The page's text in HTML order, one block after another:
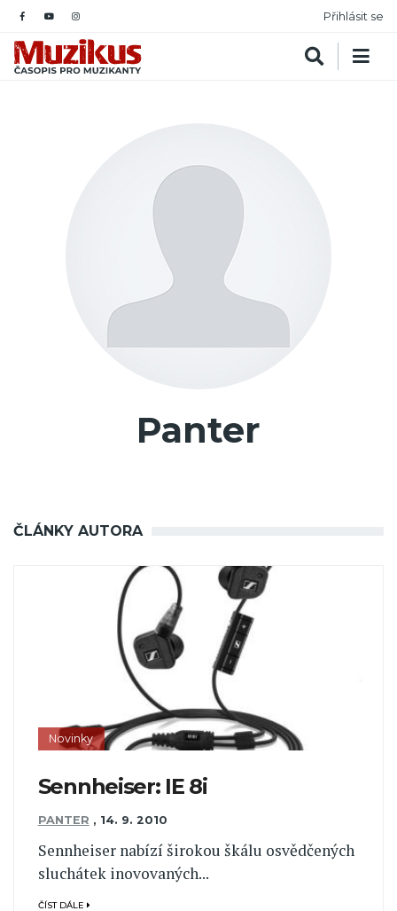
Přihlásit se
Panter
ČLÁNKY AUTORA
Novinky
Sennheiser: IE 8i
PANTER , 14. 9. 2010
Sennheiser nabízí širokou škálu osvědčených
sluchátek inovovaných...
ČÍST DÁLE